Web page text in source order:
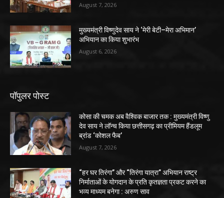
August 7, 2026
मुख्यमंत्री विष्णुदेव साय ने ‘मेरी बेटी–मेरा अभिमान’
अभियान का किया शुभारंभ
August 6, 2026
पॉपुलर पोस्ट
कोसा की चमक अब वैश्विक बाजार तक : मुख्यमंत्री विष्णु
देव साय ने लॉन्च किया छत्तीसगढ़ का प्रीमियम हैंडलूम
ब्रांड ‘कोशल फैब’
August 7, 2026
“हर घर तिरंगा” और “तिरंगा यात्रा” अभियान राष्ट्र
निर्माताओं के योगदान के प्रति कृतज्ञता प्रकट करने का
भव्य माध्यम बनेगा : अरुण साव